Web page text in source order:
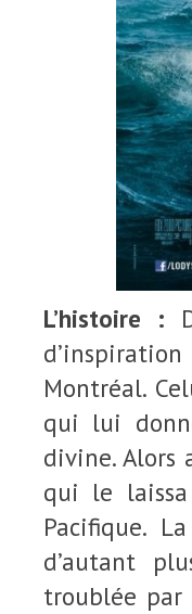
L’histoire :
Montréal.
qui lui
divine.
qui le
Pacifique.
d’autant
troublée par